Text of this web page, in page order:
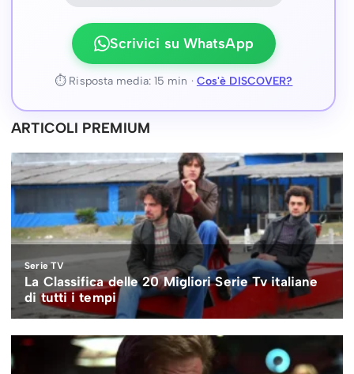
Scrivici su WhatsApp
⏱ Risposta media: 15 min · Cos'è DISCOVER?
ARTICOLI PREMIUM